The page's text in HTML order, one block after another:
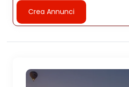
Crea Annunci